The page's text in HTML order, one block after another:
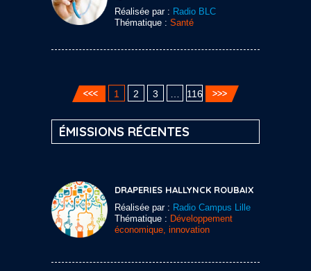
Réalisée par : Radio BLC
Thématique : Santé
1 2 3 116
ÉMISSIONS RÉCENTES
DRAPERIES HALLYNCK ROUBAIX
Réalisée par : Radio Campus Lille
Thématique : Développement
économique, innovation